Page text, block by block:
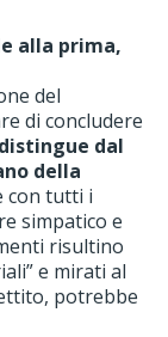
alla prima,
del
di concludere
dal
della
con tutti i
simpatico e
risultino
e mirati al
potrebbe